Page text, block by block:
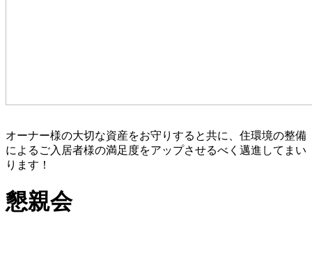
オーナー様の大切な資産をお守りすると共に、住環境の整備
によるご入居者様の満足度をアップさせるべく邁進してまい
ります！
懇親会